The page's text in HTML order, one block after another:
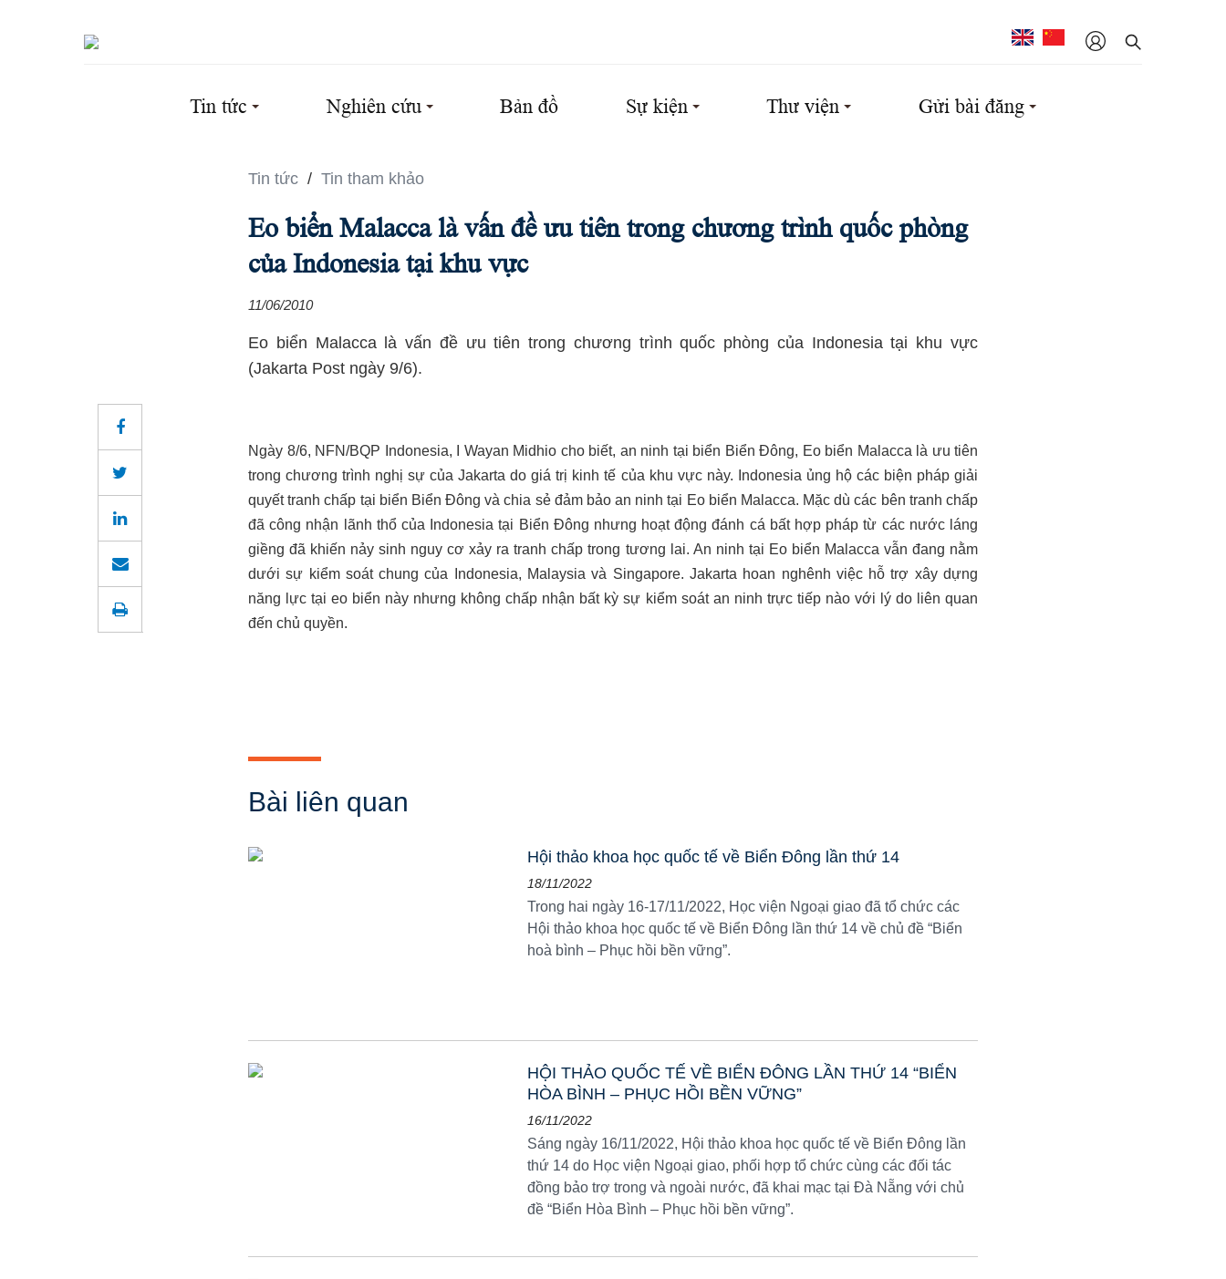
Tin tức Nghiên cứu Bản đồ Sự kiện Thư viện Gửi bài đăng
Tin tức / Tin tham khảo
Eo biển Malacca là vấn đề ưu tiên trong chương trình quốc phòng
của Indonesia tại khu vực
11/06/2010
Eo biển Malacca là vấn đề ưu tiên trong chương trình quốc phòng của Indonesia tại khu vực
(Jakarta Post ngày 9/6).
Ngày 8/6, NFN/BQP Indonesia, I Wayan Midhio cho biết, an ninh tại biển Biển Đông, Eo biển Malacca là ưu tiên
trong chương trình nghị sự của Jakarta do giá trị kinh tế của khu vực này.
Indonesia ủng hộ các biện pháp giải
quyết tranh chấp tại biển Biển Đông và chia sẻ đảm bảo an ninh tại Eo biển Malacca. Mặc dù các bên tranh chấp
đã công nhận lãnh thổ của
Indonesia tại Biển Đông nhưng hoạt động đánh cá bất hợp pháp từ các nước láng
giềng đã khiến nảy sinh nguy cơ xảy ra tranh chấp trong tương lai. An ninh tại Eo biển Malacca vẫn đang nằm
dưới sự kiểm soát chung của
Indonesia, Malaysia và Singapore. Jakarta hoan nghênh việc hỗ trợ xây dựng
năng lực tại eo biển này nhưng không chấp nhận bất kỳ sự kiểm soát an ninh trực tiếp nào với lý do liên quan
đến chủ quyền.
Bài liên quan
Hội thảo khoa học quốc tế về Biển Đông lần thứ 14
18/11/2022
Trong hai ngày 16-17/11/2022, Học viện Ngoại giao đã tổ chức các
Hội thảo khoa học quốc tế về Biển Đông lần thứ 14 về chủ đề “Biển
hoà bình – Phục hồi bền vững”.
HỘI THẢO QUỐC TẾ VỀ BIỂN ĐÔNG LẦN THỨ 14 “BIỂN
HÒA BÌNH – PHỤC HỒI BỀN VỮNG”
16/11/2022
Sáng ngày 16/11/2022, Hội thảo khoa học quốc tế về Biển Đông lần
thứ 14 do Học viện Ngoại giao, phối hợp tổ chức cùng các đối tác
đồng bảo trợ trong và ngoài nước, đã khai mạc tại Đà Nẵng với chủ
đề “Biển Hòa Bình – Phục hồi bền vững”.